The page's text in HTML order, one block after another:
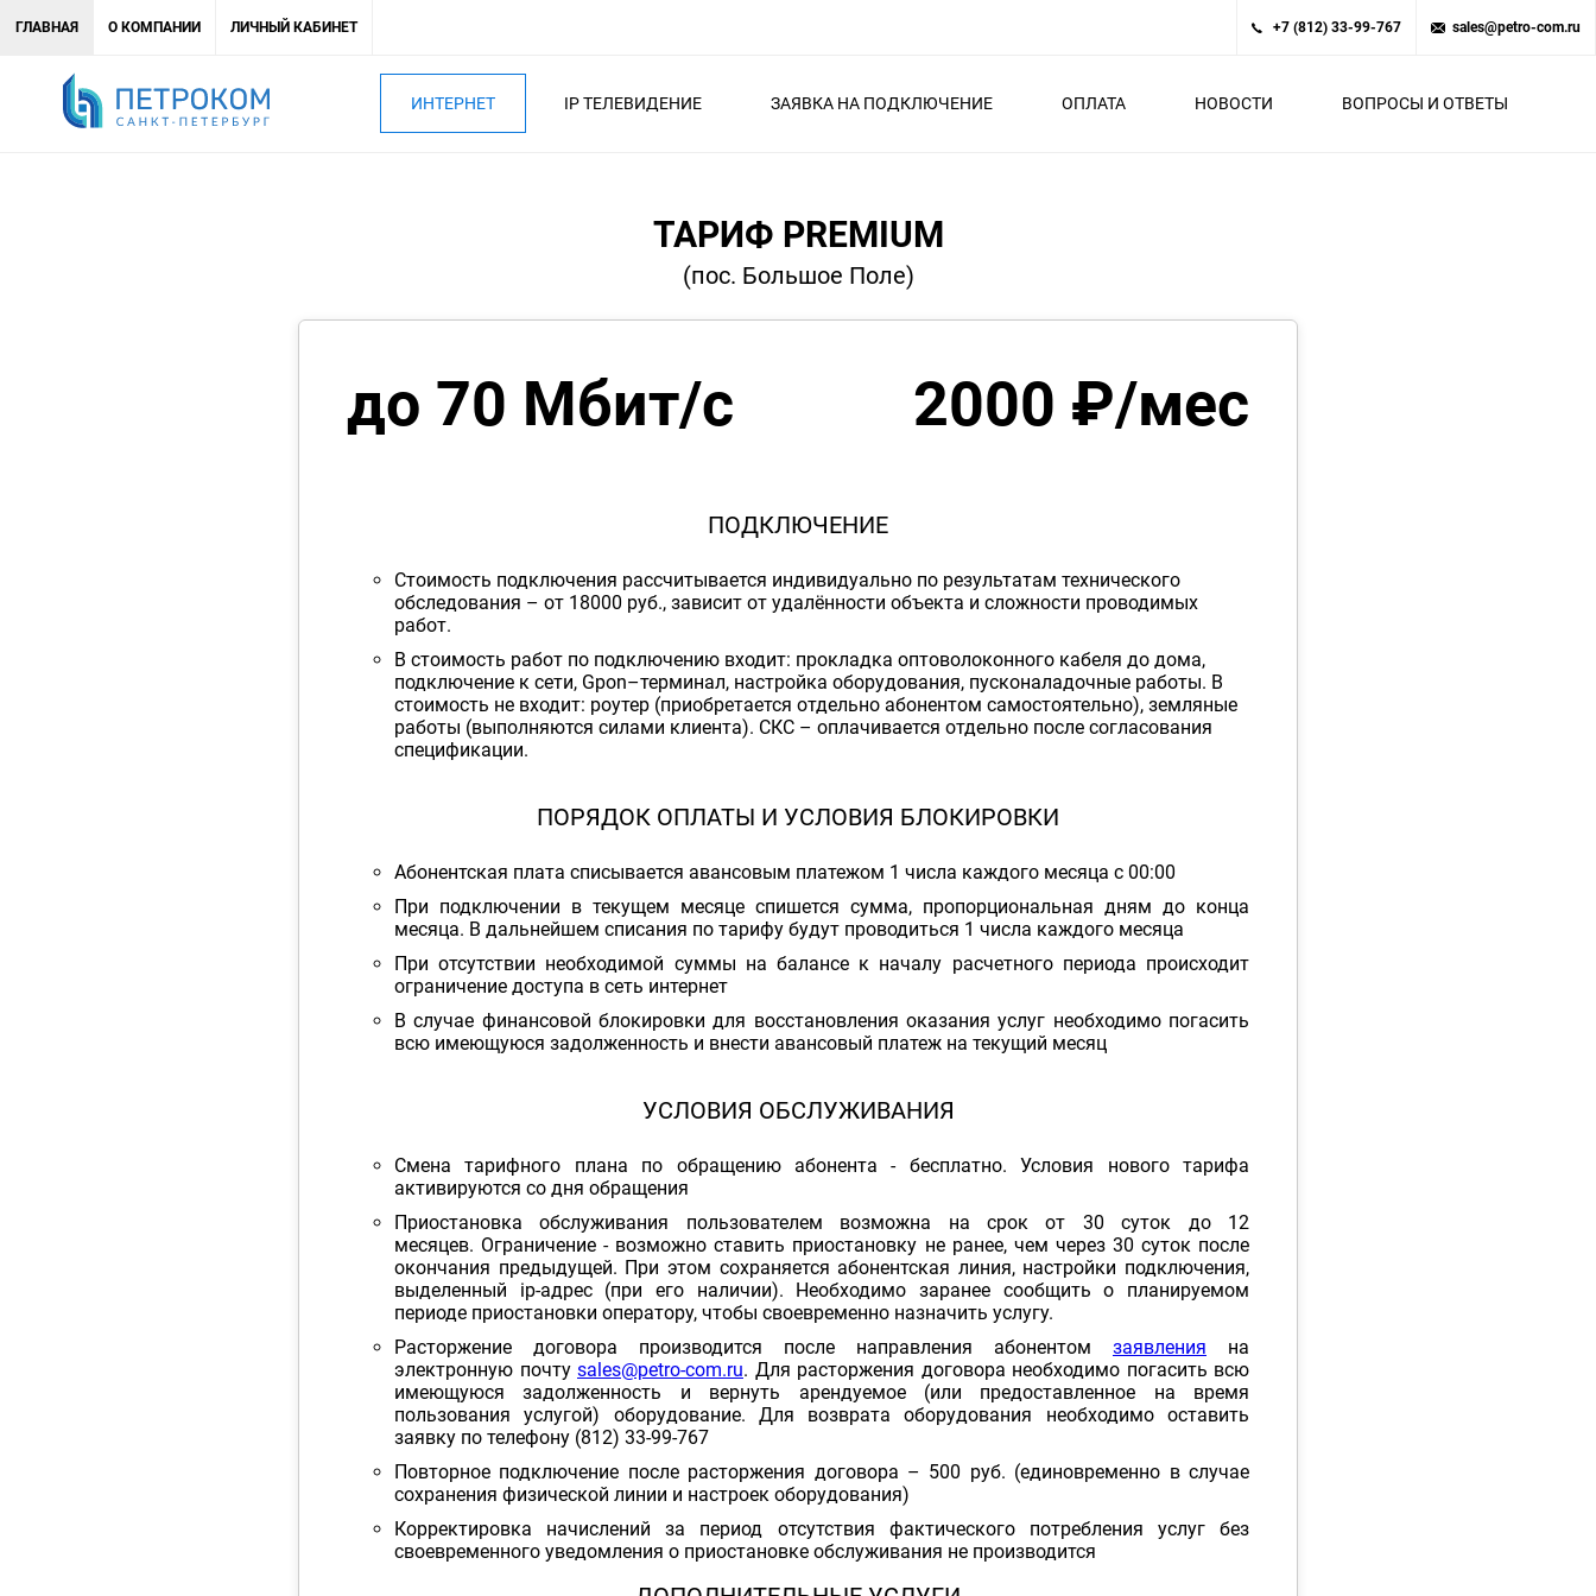
ГЛАВНАЯ О КОМПАНИИ ЛИЧНЫЙ КАБИНЕТ +7 (812) 33-99-767 sales@petro-com.ru
ИНТЕРНЕТ IP ТЕЛЕВИДЕНИЕ ЗАЯВКА НА ПОДКЛЮЧЕНИЕ ОПЛАТА НОВОСТИ ВОПРОСЫ И ОТВЕТЫ
ТАРИФ PREMIUM
(пос. Большое Поле)
до 70 Мбит/с 2000 ₽/мес
ПОДКЛЮЧЕНИЕ
Стоимость подключения рассчитывается индивидуально по результатам технического
обследования – от 18000 руб., зависит от удалённости объекта и сложности проводимых
работ.
В стоимость работ по подключению входит: прокладка оптоволоконного кабеля до дома,
подключение к сети, Gpon–терминал, настройка оборудования, пусконаладочные работы. В
стоимость не входит: роутер (приобретается отдельно абонентом самостоятельно), земляные
работы (выполняются силами клиента). СКС – оплачивается отдельно после согласования
спецификации.
ПОРЯДОК ОПЛАТЫ И УСЛОВИЯ БЛОКИРОВКИ
Абонентская плата списывается авансовым платежом 1 числа каждого месяца с 00:00
При подключении в текущем месяце спишется сумма, пропорциональная дням до конца
месяца. В дальнейшем списания по тарифу будут проводиться 1 числа каждого месяца
При отсутствии необходимой суммы на балансе к началу расчетного периода происходит
ограничение доступа в сеть интернет
В случае финансовой блокировки для восстановления оказания услуг необходимо погасить
всю имеющуюся задолженность и внести авансовый платеж на текущий месяц
УСЛОВИЯ ОБСЛУЖИВАНИЯ
Смена тарифного плана по обращению абонента - бесплатно. Условия нового тарифа
активируются со дня обращения
Приостановка обслуживания пользователем возможна на срок от 30 суток до 12
месяцев. Ограничение - возможно ставить приостановку не ранее, чем через 30 суток после
окончания предыдущей. При этом сохраняется абонентская линия, настройки подключения,
выделенный ip-адрес (при его наличии). Необходимо заранее сообщить о планируемом
периоде приостановки оператору, чтобы своевременно назначить услугу.
Расторжение договора производится после направления абонентом заявления на
электронную почту sales@petro-com.ru. Для расторжения договора необходимо погасить всю
имеющуюся задолженность и вернуть арендуемое (или предоставленное на время
пользования услугой) оборудование. Для возврата оборудования необходимо оставить
заявку по телефону (812) 33-99-767
Повторное подключение после расторжения договора – 500 руб. (единовременно в случае
сохранения физической линии и настроек оборудования)
Корректировка начислений за период отсутствия фактического потребления услуг без
своевременного уведомления о приостановке обслуживания не производится